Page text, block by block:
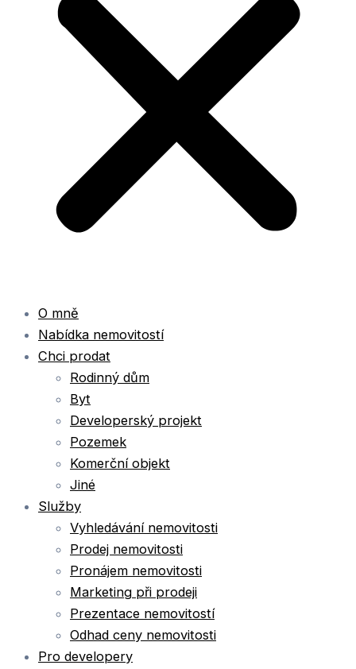
O mně
Nabídka nemovitostí
Chci prodat
Rodinný dům
Byt
Developerský projekt
Pozemek
Komerční objekt
Jiné
Služby
Vyhledávání nemovitosti
Prodej nemovitosti
Pronájem nemovitosti
Marketing při prodeji
Prezentace nemovitostí
Odhad ceny nemovitosti
Pro developery